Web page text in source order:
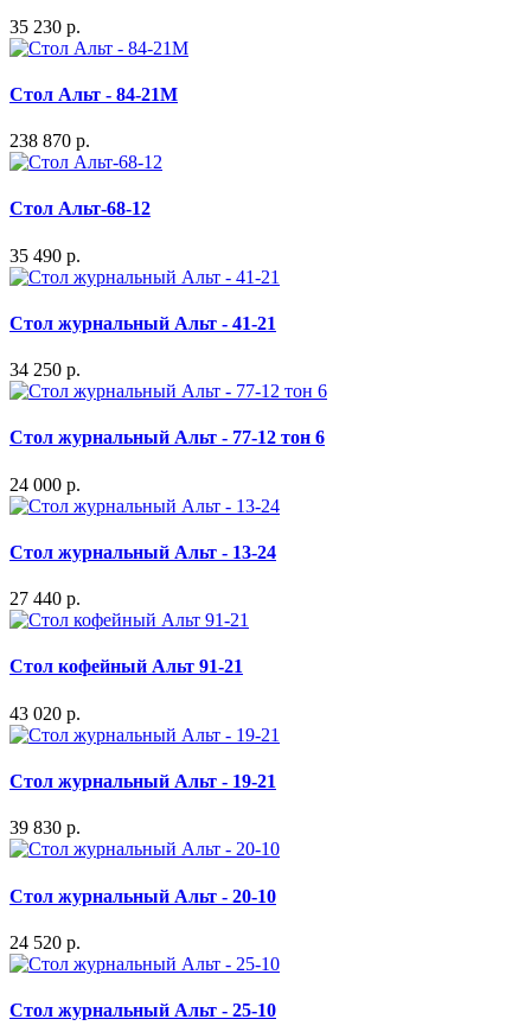
35 230 р.
Стол Альт - 84-21M
238 870 р.
Стол Альт-68-12
35 490 р.
Стол журнальный Альт - 41-21
34 250 р.
Стол журнальный Альт - 77-12 тон 6
24 000 р.
Стол журнальный Альт - 13-24
27 440 р.
Стол кофейный Альт 91-21
43 020 р.
Стол журнальный Альт - 19-21
39 830 р.
Стол журнальный Альт - 20-10
24 520 р.
Стол журнальный Альт - 25-10